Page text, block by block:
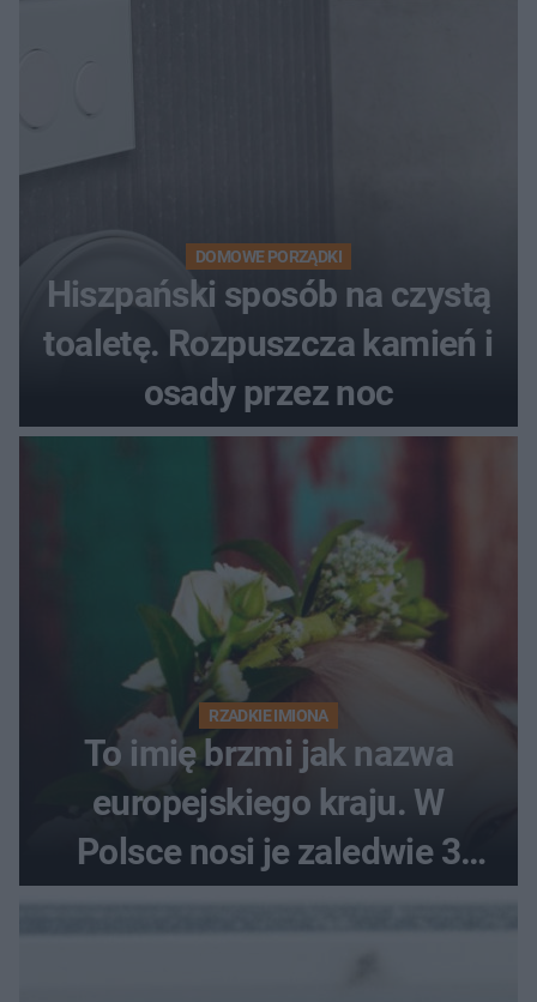
DOMOWE PORZĄDKI
Hiszpański sposób na czystą
toaletę. Rozpuszcza kamień i
osady przez noc
RZADKIE IMIONA
To imię brzmi jak nazwa
europejskiego kraju. W
Polsce nosi je zaledwie 3